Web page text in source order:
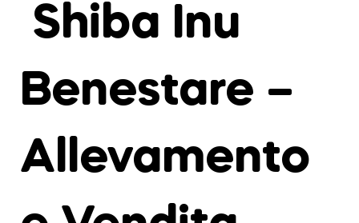
Shiba Inu
Benestare –
Allevamento